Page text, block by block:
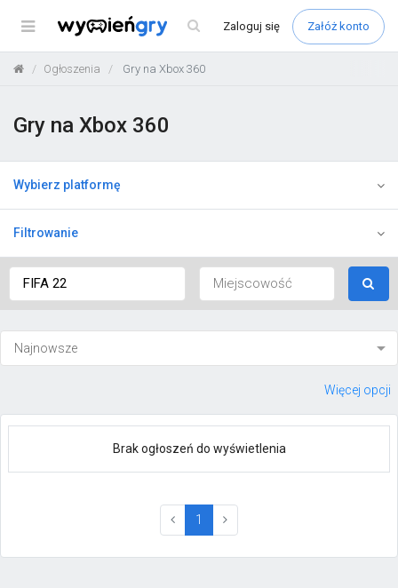
Menu Zaloguj się Załóż konto
Ogłoszenia Gry na Xbox 360
Gry na Xbox 360
Wybierz platformę
Filtrowanie
Więcej opcji
Brak ogłoszeń do wyświetlenia
1 (current)